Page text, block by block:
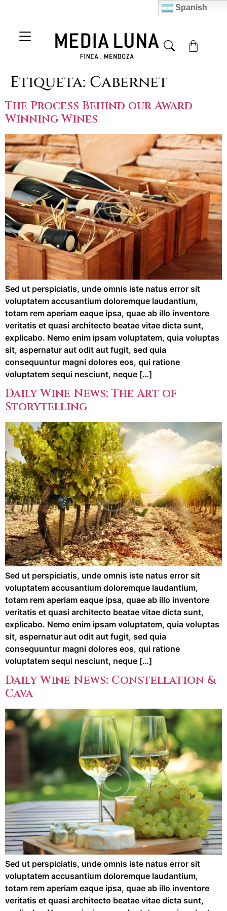
Etiqueta: Cabernet
The Process Behind our Award-
Winning Wines
Sed ut perspiciatis, unde omnis iste natus error sit
voluptatem accusantium doloremque laudantium,
totam rem aperiam eaque ipsa, quae ab illo inventore
veritatis et quasi architecto beatae vitae dicta sunt,
explicabo. Nemo enim ipsam voluptatem, quia voluptas
sit, aspernatur aut odit aut fugit, sed quia
consequuntur magni dolores eos, qui ratione
voluptatem sequi nesciunt, neque […]
Daily Wine News: The Art of
Storytelling
Sed ut perspiciatis, unde omnis iste natus error sit
voluptatem accusantium doloremque laudantium,
totam rem aperiam eaque ipsa, quae ab illo inventore
veritatis et quasi architecto beatae vitae dicta sunt,
explicabo. Nemo enim ipsam voluptatem, quia voluptas
sit, aspernatur aut odit aut fugit, sed quia
consequuntur magni dolores eos, qui ratione
voluptatem sequi nesciunt, neque […]
Daily Wine News: Constellation &
Cava
Sed ut perspiciatis, unde omnis iste natus error sit
voluptatem accusantium doloremque laudantium,
totam rem aperiam eaque ipsa, quae ab illo inventore
veritatis et quasi architecto beatae vitae dicta sunt,
Spanish